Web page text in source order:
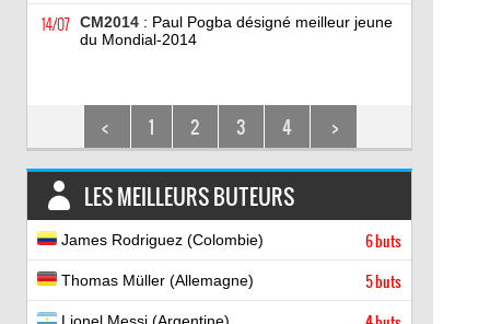
14/07 CM2014: Paul Pogba désigné meilleur jeune
du Mondial-2014
< 1 2 3 4 >
LES MEILLEURS BUTEURS
James Rodriguez (Colombie) 6 buts
Thomas Müller (Allemagne) 5 buts